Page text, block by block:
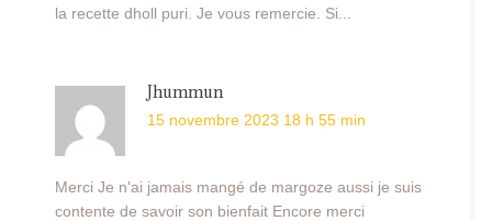
la recette dholl puri. Je vous remercie. Si...
Jhummun
15 novembre 2023 18 h 55 min
Merci Je n'ai jamais mangé de margoze aussi je suis
contente de savoir son bienfait Encore merci